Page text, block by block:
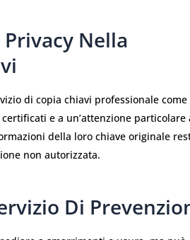
Nella
di copia chiavi professionale come
e a un’attenzione particolare
della loro chiave originale
non autorizzata.
Di